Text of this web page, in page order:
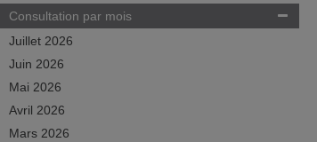
Consultation par mois
Juillet 2026
Juin 2026
Mai 2026
Avril 2026
Mars 2026